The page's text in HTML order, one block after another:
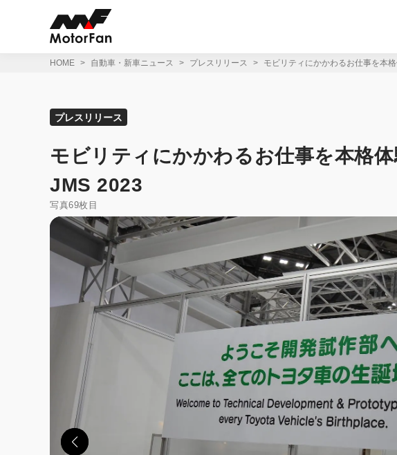
HOME 自動車・新車ニュース プレスリリース モビリティにかかわるお仕事を本
プレスリリース
モビリティにかかわるお仕事を本格
JMS 2023
写真69枚目